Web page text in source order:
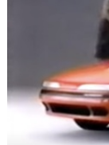
Electriques
Utilitaires